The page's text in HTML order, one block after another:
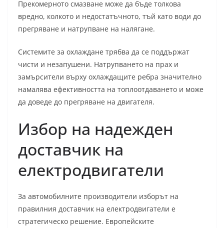
Прекомерното смазване може да бъде толкова
вредно, колкото и недостатъчното, тъй като води до
прегряване и натрупване на налягане.
Системите за охлаждане трябва да се поддържат
чисти и незапушени. Натрупването на прах и
замърсители върху охлаждащите ребра значително
намалява ефективността на топлоотдаването и може
да доведе до прегряване на двигателя.
Избор на надежден
доставчик на
електродвигатели
За автомобилните производители изборът на
правилния доставчик на електродвигатели е
стратегическо решение. Европейските